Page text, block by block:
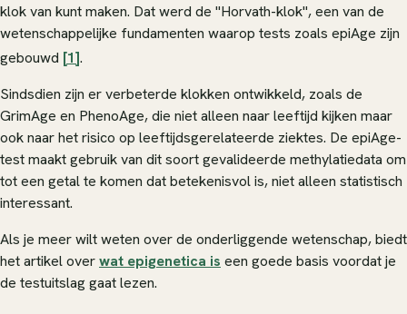
klok van kunt maken. Dat werd de "Horvath-klok", een van de
wetenschappelijke fundamenten waarop tests zoals epiAge zijn
gebouwd [1].
Sindsdien zijn er verbeterde klokken ontwikkeld, zoals de
GrimAge en PhenoAge, die niet alleen naar leeftijd kijken maar
ook naar het risico op leeftijdsgerelateerde ziektes. De epiAge-
test maakt gebruik van dit soort gevalideerde methylatiedata om
tot een getal te komen dat betekenisvol is, niet alleen statistisch
interessant.
Als je meer wilt weten over de onderliggende wetenschap, biedt
het artikel overwat epigenetica is een goede basis voordat je
de testuitslag gaat lezen.